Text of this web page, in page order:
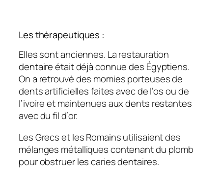
Les thérapeutiques :
Elles sont anciennes. La restauration
dentaire était déjà connue des Égyptiens.
On a retrouvé des momies porteuses de
dents artificielles faites avec de l’os ou de
l’ivoire et maintenues aux dents restantes
avec du fil d’or.
Les Grecs et les Romains utilisaient des
mélanges métalliques contenant du plomb
pour obstruer les caries dentaires.